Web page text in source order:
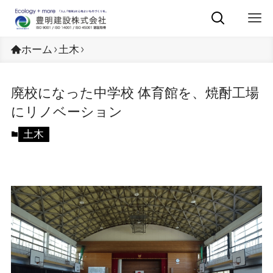
ホーム 土木
廃校になった中学校 体育館を、焼酎工場
にリノベーション
土木